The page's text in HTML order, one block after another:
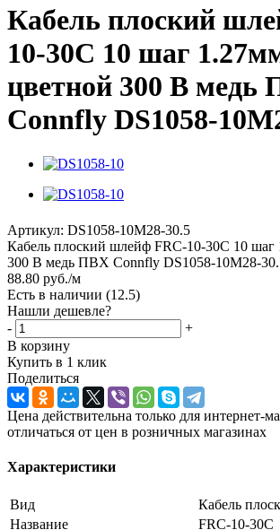
Кабель плоский
10-30C 10 шаг
цветной 300 В медь
Connfly DS1058-
Артикул: DS1058-10M28-30.5
Кабель плоский шлейф FRC-10-30C 10 шаг
300 В медь ПВХ Connfly DS1058-10M28-
88.80 руб./м
Есть в наличии (12.5)
Нашли дешевле?
-
+
В корзину
Купить в 1 клик
Поделиться
Цена действительна только для интернет-
отличаться от цен в розничных магазинах
Характеристики
Вид
Кабель
Название
FRC-10-30C